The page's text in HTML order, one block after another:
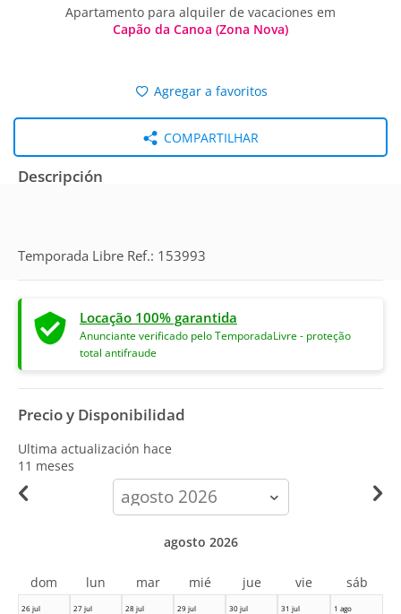
Apartamento para alquiler de vacaciones em
Capão da Canoa (Zona Nova)
Agregar a favoritos
COMPARTILHAR
Descripción
Temporada Libre Ref.: 153993
Locação 100% garantida
Anunciante verificado pelo TemporadaLivre - proteção
total antifraude
Precio y Disponibilidad
Ultima actualización hace
11 meses
calendar-
month
26 jul
27 jul
28 jul
29 jul
30 jul
31 jul
1 ago
agosto 2026
dom lun mar mié jue vie sáb